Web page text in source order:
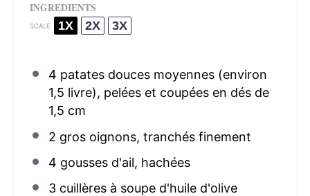
INGREDIENTS
SCALE 1X 2X 3X
4 patates douces moyennes (environ
1,5 livre), pelées et coupées en dés de
1,5 cm
2 gros oignons, tranchés finement
4 gousses d'ail, hachées
3cuillères à soupe d'huile d'olive